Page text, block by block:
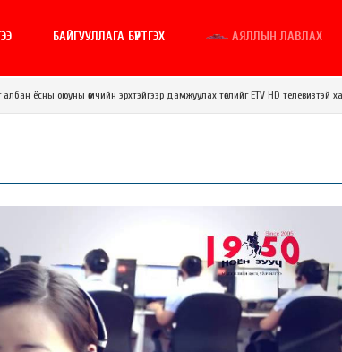
БАЙГУУЛЛАГА БҮРТГЭХ АЯЛЛЫН ЛАВЛАХ
ёсны оюуны өмчийн эрхтэйгээр дамжуулах төслийг ETV HD телевизтэй